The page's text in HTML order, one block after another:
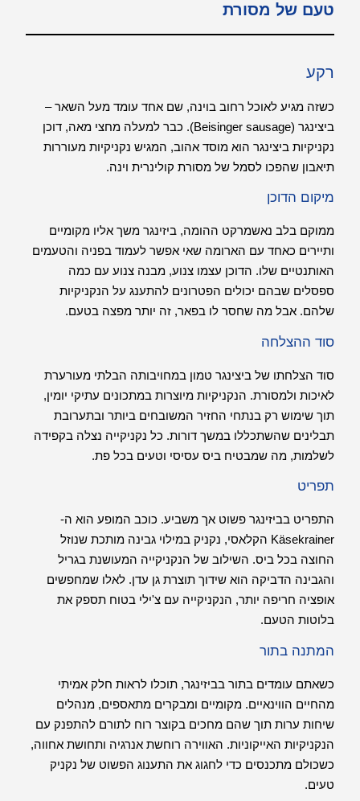
טעם של מסורת
רקע
כשזה מגיע לאוכל רחוב בוינה, שם אחד עומד מעל השאר –
ביצינגר (Beisinger sausage). כבר למעלה מחצי מאה, דוכן
נקניקיות ביצינגר הוא מוסד אהוב, המגיש נקניקיות מעוררות
תיאבון שהפכו לסמל של מסורת קולינרית וינה.
מיקום הדוכן
ממוקם בלב נאשמרקט ההומה, ביזינגר משך אליו מקומיים
ותיירים כאחד עם הארומה שאי אפשר לעמוד בפניה והטעמים
האותנטיים שלו. הדוכן עצמו צנוע, מבנה צנוע עם כמה
ספסלים שבהם יכולים הפטרונים להתענג על הנקניקיות
שלהם. אבל מה שחסר לו בפאר, זה יותר מפצה בטעם.
סוד ההצלחה
סוד הצלחתו של ביצינגר טמון במחויבותה הבלתי מעורערת
לאיכות ולמסורת. הנקניקיות מיוצרות במתכונים עתיקי יומין,
תוך שימוש רק בנתחי החזיר המשובחים ביותר ובתערובת
תבלינים שהשתכללו במשך דורות. כל נקניקייה נצלה בקפידה
לשלמות, מה שמבטיח ביס עסיסי וטעים בכל פת.
תפריט
התפריט בביזינגר פשוט אך משביע. כוכב המופע הוא ה-
Käsekrainer הקלאסי, נקניק במילוי גבינה מותכת שנוזל
החוצה בכל ביס. השילוב של הנקניקייה המעושנת בגריל
והגבינה הדביקה הוא שידוך תוצרת גן עדן. לאלו שמחפשים
אופציה חריפה יותר, הנקניקייה עם צ'ילי בטוח תספק את
בלוטות הטעם.
המתנה בתור
כשאתם עומדים בתור בביזינגר, תוכלו לראות חלק אמיתי
מהחיים הווינאיים. מקומיים ומבקרים מתאספים, מנהלים
שיחות ערות תוך שהם מחכים בקוצר רוח לתורם להתפנק עם
הנקניקיות האייקוניות. האווירה רוחשת אנרגיה ותחושת אחווה,
כשכולם מתכנסים כדי לחגוג את התענוג הפשוט של נקניק
טעים.